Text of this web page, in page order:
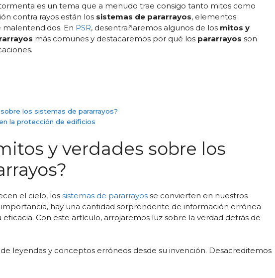
es un tema que a menudo trae consigo tanto mitos como
contra rayos están los sistemas de pararrayos, elementos
En PSR, desentrañaremos algunos de los mitos y
más comunes y destacaremos por qué los pararrayos son
los sistemas de pararrayos?
la protección de edificios
y verdades sobre los
el cielo, los sistemas de pararrayos se convierten en nuestros
hay una cantidad sorprendente de información errónea
Con este artículo, arrojaremos luz sobre la verdad detrás de
leyendas y conceptos erróneos desde su invención. Desacreditemos